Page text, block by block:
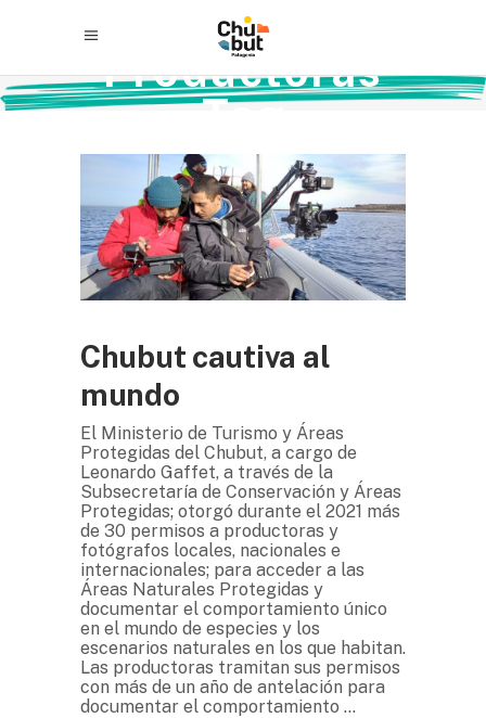
Productoras
Tag
Chubut cautiva al
mundo
El Ministerio de Turismo y Áreas
Protegidas del Chubut, a cargo de
Leonardo Gaffet, a través de la
Subsecretaría de Conservación y Áreas
Protegidas; otorgó durante el 2021 más
de 30 permisos a productoras y
fotógrafos locales, nacionales e
internacionales; para acceder a las
Áreas Naturales Protegidas y
documentar el comportamiento único
en el mundo de especies y los
escenarios naturales en los que habitan.
Las productoras tramitan sus permisos
con más de un año de antelación para
documentar el comportamiento